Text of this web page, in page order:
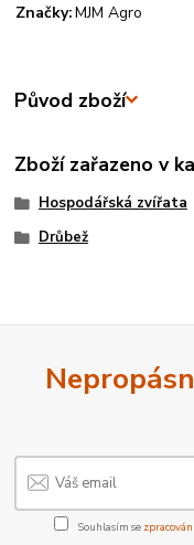
Značky:MJM Agro
Původ zboží
Zboží zařazeno v
Hospodářská zvířata
Drůbež
Souhlasím se